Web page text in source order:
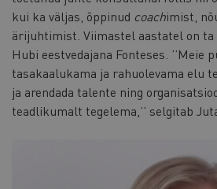
kui ka väljas, õppinud coachimist,
ärijuhtimist. Viimastel aastatel on ta
Hubi eestvedajana Fonteses. ’’Meie
tasakaalukama ja rahuolevama elu
ja arendada talente ning
teadlikumalt tegelema,’’ selgitab